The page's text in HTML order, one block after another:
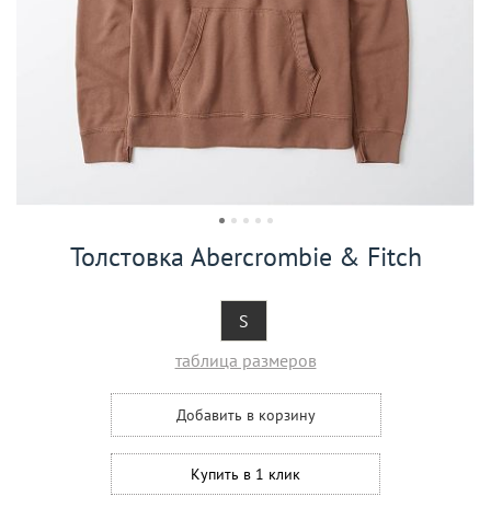
Толстовка Abercrombie & Fitch
S
таблица размеров
Добавить в корзину
Купить в 1 клик